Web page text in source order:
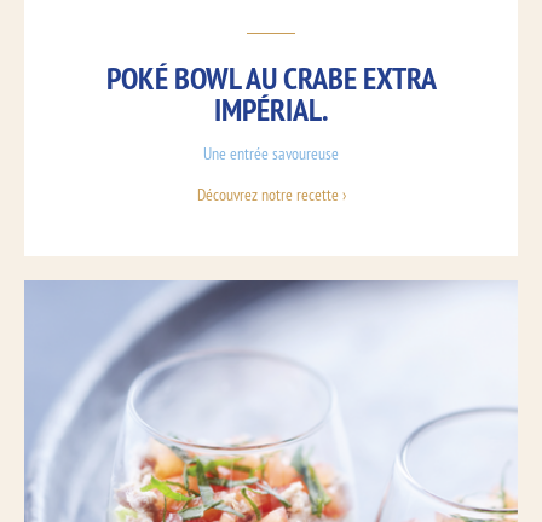
POKÉ BOWL AU CRABE EXTRA
IMPÉRIAL.
Une entrée savoureuse
Découvrez notre recette ›